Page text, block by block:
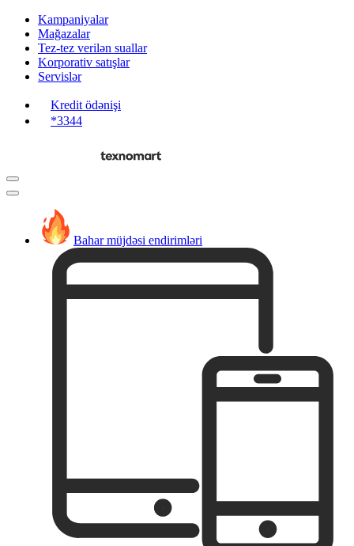
Kampaniyalar
Mağazalar
Tez-tez verilən suallar
Korporativ satışlar
Servislər
Kredit ödənişi
*3344
Bahar müjdəsi endirimləri